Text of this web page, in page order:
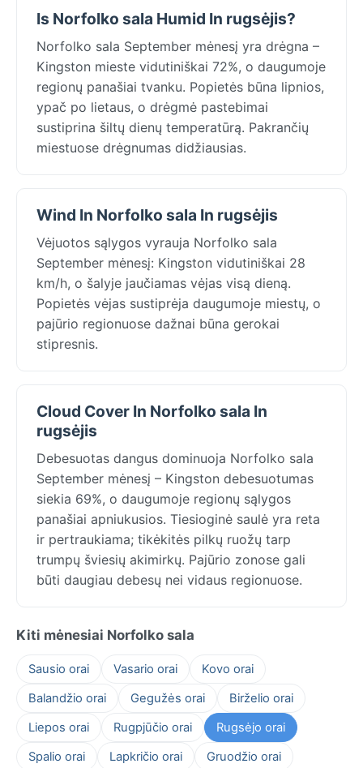
Is Norfolko sala Humid In rugsėjis?
Norfolko sala September mėnesį yra drėgna –
Kingston mieste vidutiniškai 72%, o daugumoje
regionų panašiai tvanku. Popietės būna lipnios,
ypač po lietaus, o drėgmė pastebimai
sustiprina šiltų dienų temperatūrą. Pakrančių
miestuose drėgnumas didžiausias.
Wind In Norfolko sala In rugsėjis
Vėjuotos sąlygos vyrauja Norfolko sala
September mėnesį: Kingston vidutiniškai 28
km/h, o šalyje jaučiamas vėjas visą dieną.
Popietės vėjas sustiprėja daugumoje miestų, o
pajūrio regionuose dažnai būna gerokai
stipresnis.
Cloud Cover In Norfolko sala In
rugsėjis
Debesuotas dangus dominuoja Norfolko sala
September mėnesį – Kingston debesuotumas
siekia 69%, o daugumoje regionų sąlygos
panašiai apniukusios. Tiesioginė saulė yra reta
ir pertraukiama; tikėkitės pilkų ruožų tarp
trumpų šviesių akimirkų. Pajūrio zonose gali
būti daugiau debesų nei vidaus regionuose.
Kiti mėnesiai Norfolko sala
Sausio orai Vasario orai
Kovo orai
Balandžio orai
Gegužės orai
Birželio orai
Liepos orai
Rugpjūčio orai
Rugsėjo orai
Spalio orai
Lapkričio orai Gruodžio orai